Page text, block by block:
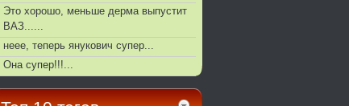
Это хорошо, меньше дерма выпустит
ВАЗ......
неее, теперь янукович супер...
Она супер!!!...